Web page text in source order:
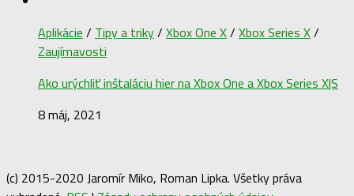
Aplikácie / Tipy a triky/ Xbox One X/ Xbox Series X/
Zaujímavosti
Ako urýchliť inštaláciu hier na Xbox One a Xbox Series X|S
8 máj, 2021
(c) 2015-2020 Jaromír Miko, Roman Lipka. Všetky práva